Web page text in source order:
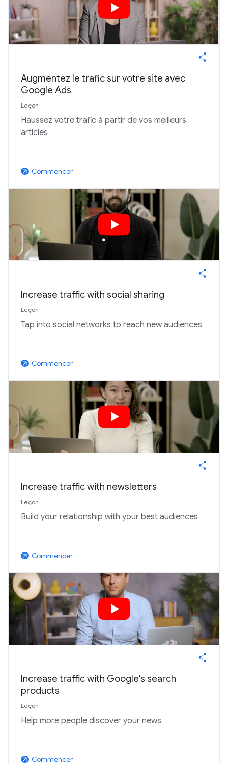
Augmentez le trafic sur votre site avec
Google Ads
Leçon
Haussez votre trafic à partir de vos meilleurs
articles
arrow_outward Commencer
Increase traffic with social sharing
Leçon
Tap into social networks to reach new audiences
arrow_outward Commencer
Increase traffic with newsletters
Leçon
Build your relationship with your best audiences
arrow_outward Commencer
Increase traffic with Google's search
products
Leçon
Help more people discover your news
arrow_outward Commencer